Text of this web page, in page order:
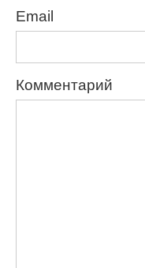
Email
Комментарий